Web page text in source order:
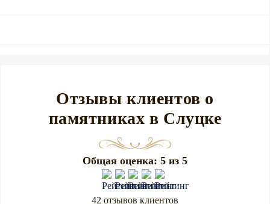
Отзывы клиентов о
памятниках в Слуцке
Общая оценка: 5 из 5
42 отзывов клиентов